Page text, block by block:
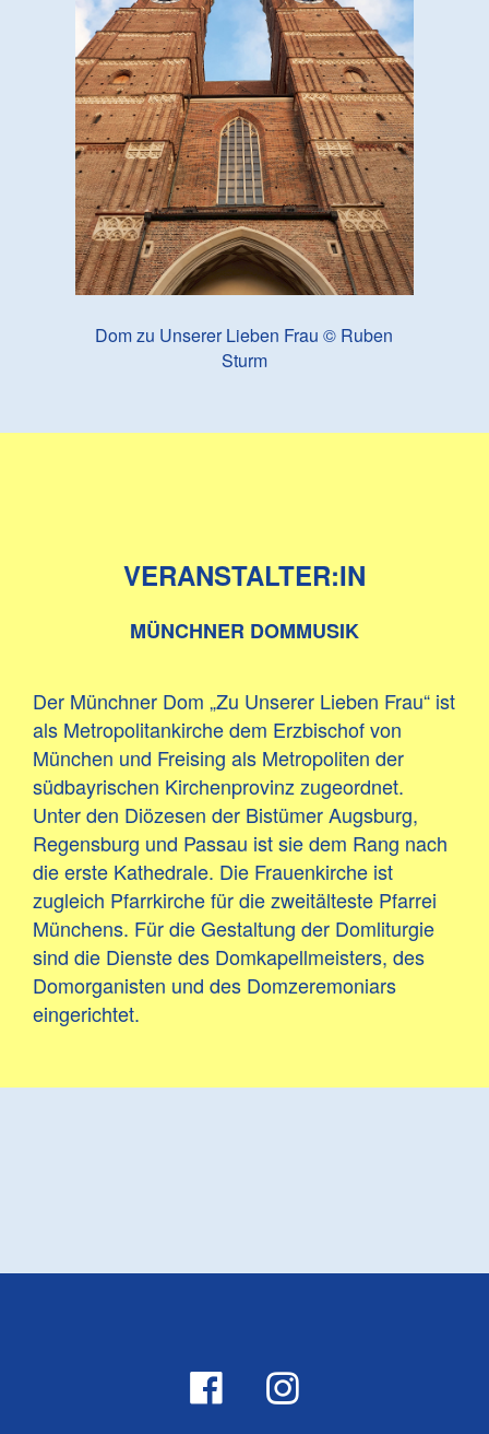
Dom zu Unserer Lieben Frau © Ruben
Sturm
VERANSTALTER:IN
MÜNCHNER DOMMUSIK
Der Münchner Dom „Zu Unserer Lieben Frau“ ist
als Metropolitankirche dem Erzbischof von
München und Freising als Metropoliten der
südbayrischen Kirchenprovinz zugeordnet.
Unter den Diözesen der Bistümer Augsburg,
Regensburg und Passau ist sie dem Rang nach
die erste Kathedrale. Die Frauenkirche ist
zugleich Pfarrkirche für die zweitälteste Pfarrei
Münchens. Für die Gestaltung der Domliturgie
sind die Dienste des Domkapellmeisters, des
Domorganisten und des Domzeremoniars
eingerichtet.